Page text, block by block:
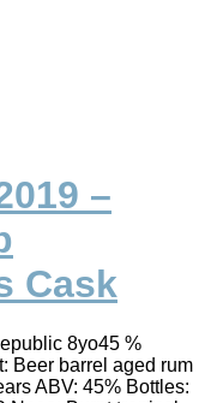
–
Cask
8yo45 %
Beer barrel aged rum
ABV: 45% Bottles: